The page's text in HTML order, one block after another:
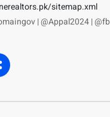
sitemap.xml
| @Appal2024 |